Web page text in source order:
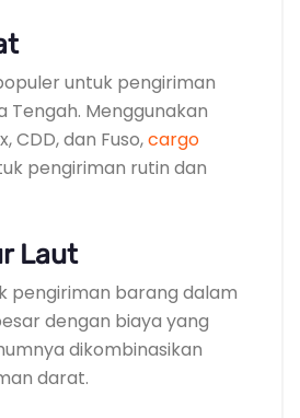
untuk pengiriman
Tengah. Menggunakan
CDD, dan Fuso,cargo
pengiriman rutin dan
Laut
pengiriman barang dalam
dengan biaya yang
dikombinasikan
darat.